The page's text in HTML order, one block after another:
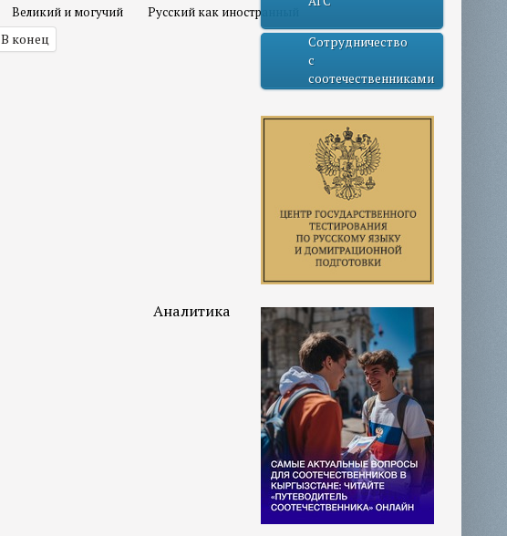
Великий и могучий Русский как иностранный
Аналитика
В конец
Сотрудничество
с
соотечественниками